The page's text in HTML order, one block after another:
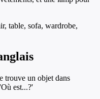
table, sofa, wardrobe,
trouve un objet dans
est...?'